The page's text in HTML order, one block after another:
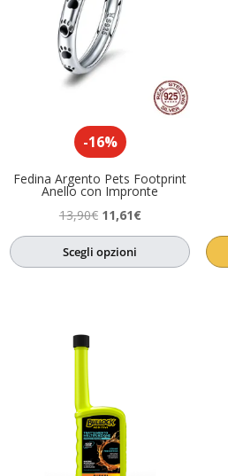
-16%
Fedina Argento Pets Footprint
Anello con Impronte
13,90€ Il
prezzo
originale
11,61€Il
prezzo
Scegli opzioni